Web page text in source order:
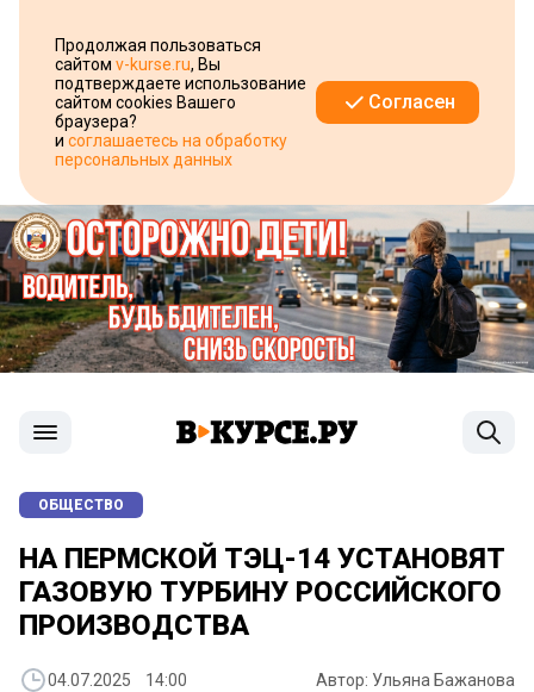
Продолжая пользоваться
сайтом v-kurse.ru, Вы
подтверждаете использование
сайтом cookies Вашего
браузера?
и соглашаетесь на обработку
персональных данных
Согласен
ОБЩЕСТВО
НА ПЕРМСКОЙ ТЭЦ-14 УСТАНОВЯТ
ГАЗОВУЮ ТУРБИНУ РОССИЙСКОГО
ПРОИЗВОДСТВА
04.07.2025 14:00 Автор: Ульяна Бажанова